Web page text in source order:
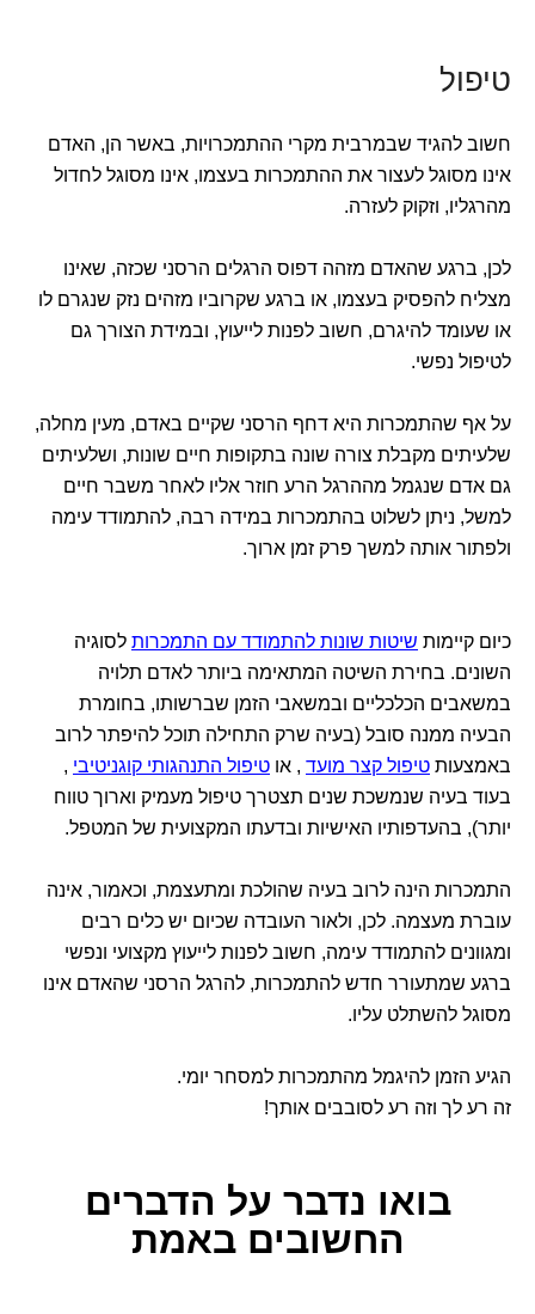
טיפול
חשוב להגיד שבמרבית מקרי ההתמכרויות, באשר הן, האדם
אינו מסוגל לעצור את ההתמכרות בעצמו, אינו מסוגל לחדול
מהרגליו, וזקוק לעזרה.
לכן, ברגע שהאדם מזהה דפוס הרגלים הרסני שכזה, שאינו
מצליח להפסיק בעצמו, או ברגע שקרוביו מזהים נזק שנגרם לו
או שעומד להיגרם, חשוב לפנות לייעוץ, ובמידת הצורך גם
לטיפול נפשי.
על אף שהתמכרות היא דחף הרסני שקיים באדם, מעין מחלה,
שלעיתים מקבלת צורה שונה בתקופות חיים שונות, ושלעיתים
גם אדם שנגמל מההרגל הרע חוזר אליו לאחר משבר חיים
למשל, ניתן לשלוט בהתמכרות במידה רבה, להתמודד עימה
ולפתור אותה למשך פרק זמן ארוך.
כיום קיימות שיטות שונות להתמודד עם התמכרות לסוגיה
השונים. בחירת השיטה המתאימה ביותר לאדם תלויה
במשאבים הכלכליים ובמשאבי הזמן שברשותו, בחומרת
הבעיה ממנה סובל (בעיה שרק התחילה תוכל להיפתר לרוב
באמצעות טיפול קצר מועד , או טיפול התנהגותי קוגניטיבי ,
בעוד בעיה שנמשכת שנים תצטרך טיפול מעמיק וארוך טווח
יותר), בהעדפותיו האישיות ובדעתו המקצועית של המטפל.
התמכרות הינה לרוב בעיה שהולכת ומתעצמת, וכאמור, אינה
עוברת מעצמה. לכן, ולאור העובדה שכיום יש כלים רבים
ומגוונים להתמודד עימה, חשוב לפנות לייעוץ מקצועי ונפשי
ברגע שמתעורר חדש להתמכרות, להרגל הרסני שהאדם אינו
מסוגל להשתלט עליו.
הגיע הזמן להיגמל מהתמכרות למסחר יומי.
זה רע לך וזה רע לסובבים אותך!
בואו נדבר על הדברים
החשובים באמת